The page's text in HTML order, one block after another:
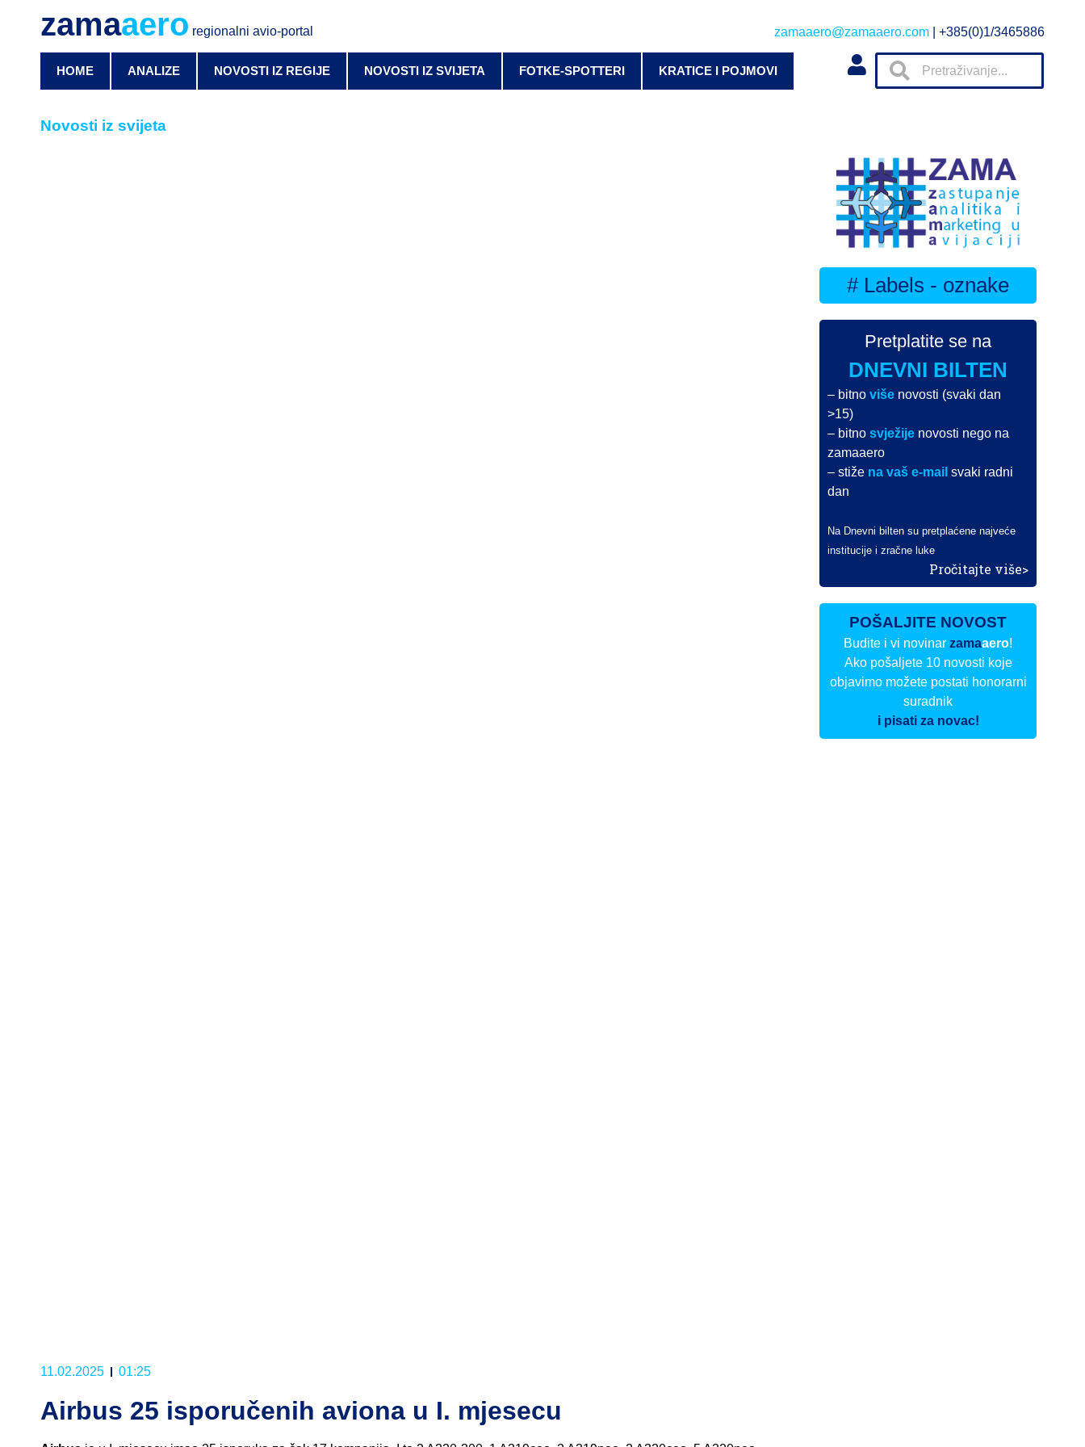
zamaaero regionalni avio-portal zamaaero@zamaaero.com | +385(0)1/3465886
HOME ANALIZE NOVOSTI IZ REGIJE NOVOSTI IZ SVIJETA FOTKE-SPOTTERI KRATICE I POJMOVI
Novosti iz svijeta
11.02.2025 01:25
Airbus 25 isporučenih aviona u I. mjesecu
# Labels - oznake
Pretplatite se na
DNEVNI BILTEN
– bitnoviše novosti (svaki dan
>15)
– bitnosvježije novosti nego na
zamaaero
– stiže na vaš e-mail svaki radni
dan
Na Dnevni bilten su pretplaćene najveće
institucije i zračne luke
Pročitajte više>
POŠALJITE NOVOST
Budite i vi novinarzamaaero!
Ako pošaljete 10 novosti koje
objavimo možete postati honorarni
suradnik
i pisati za novac!